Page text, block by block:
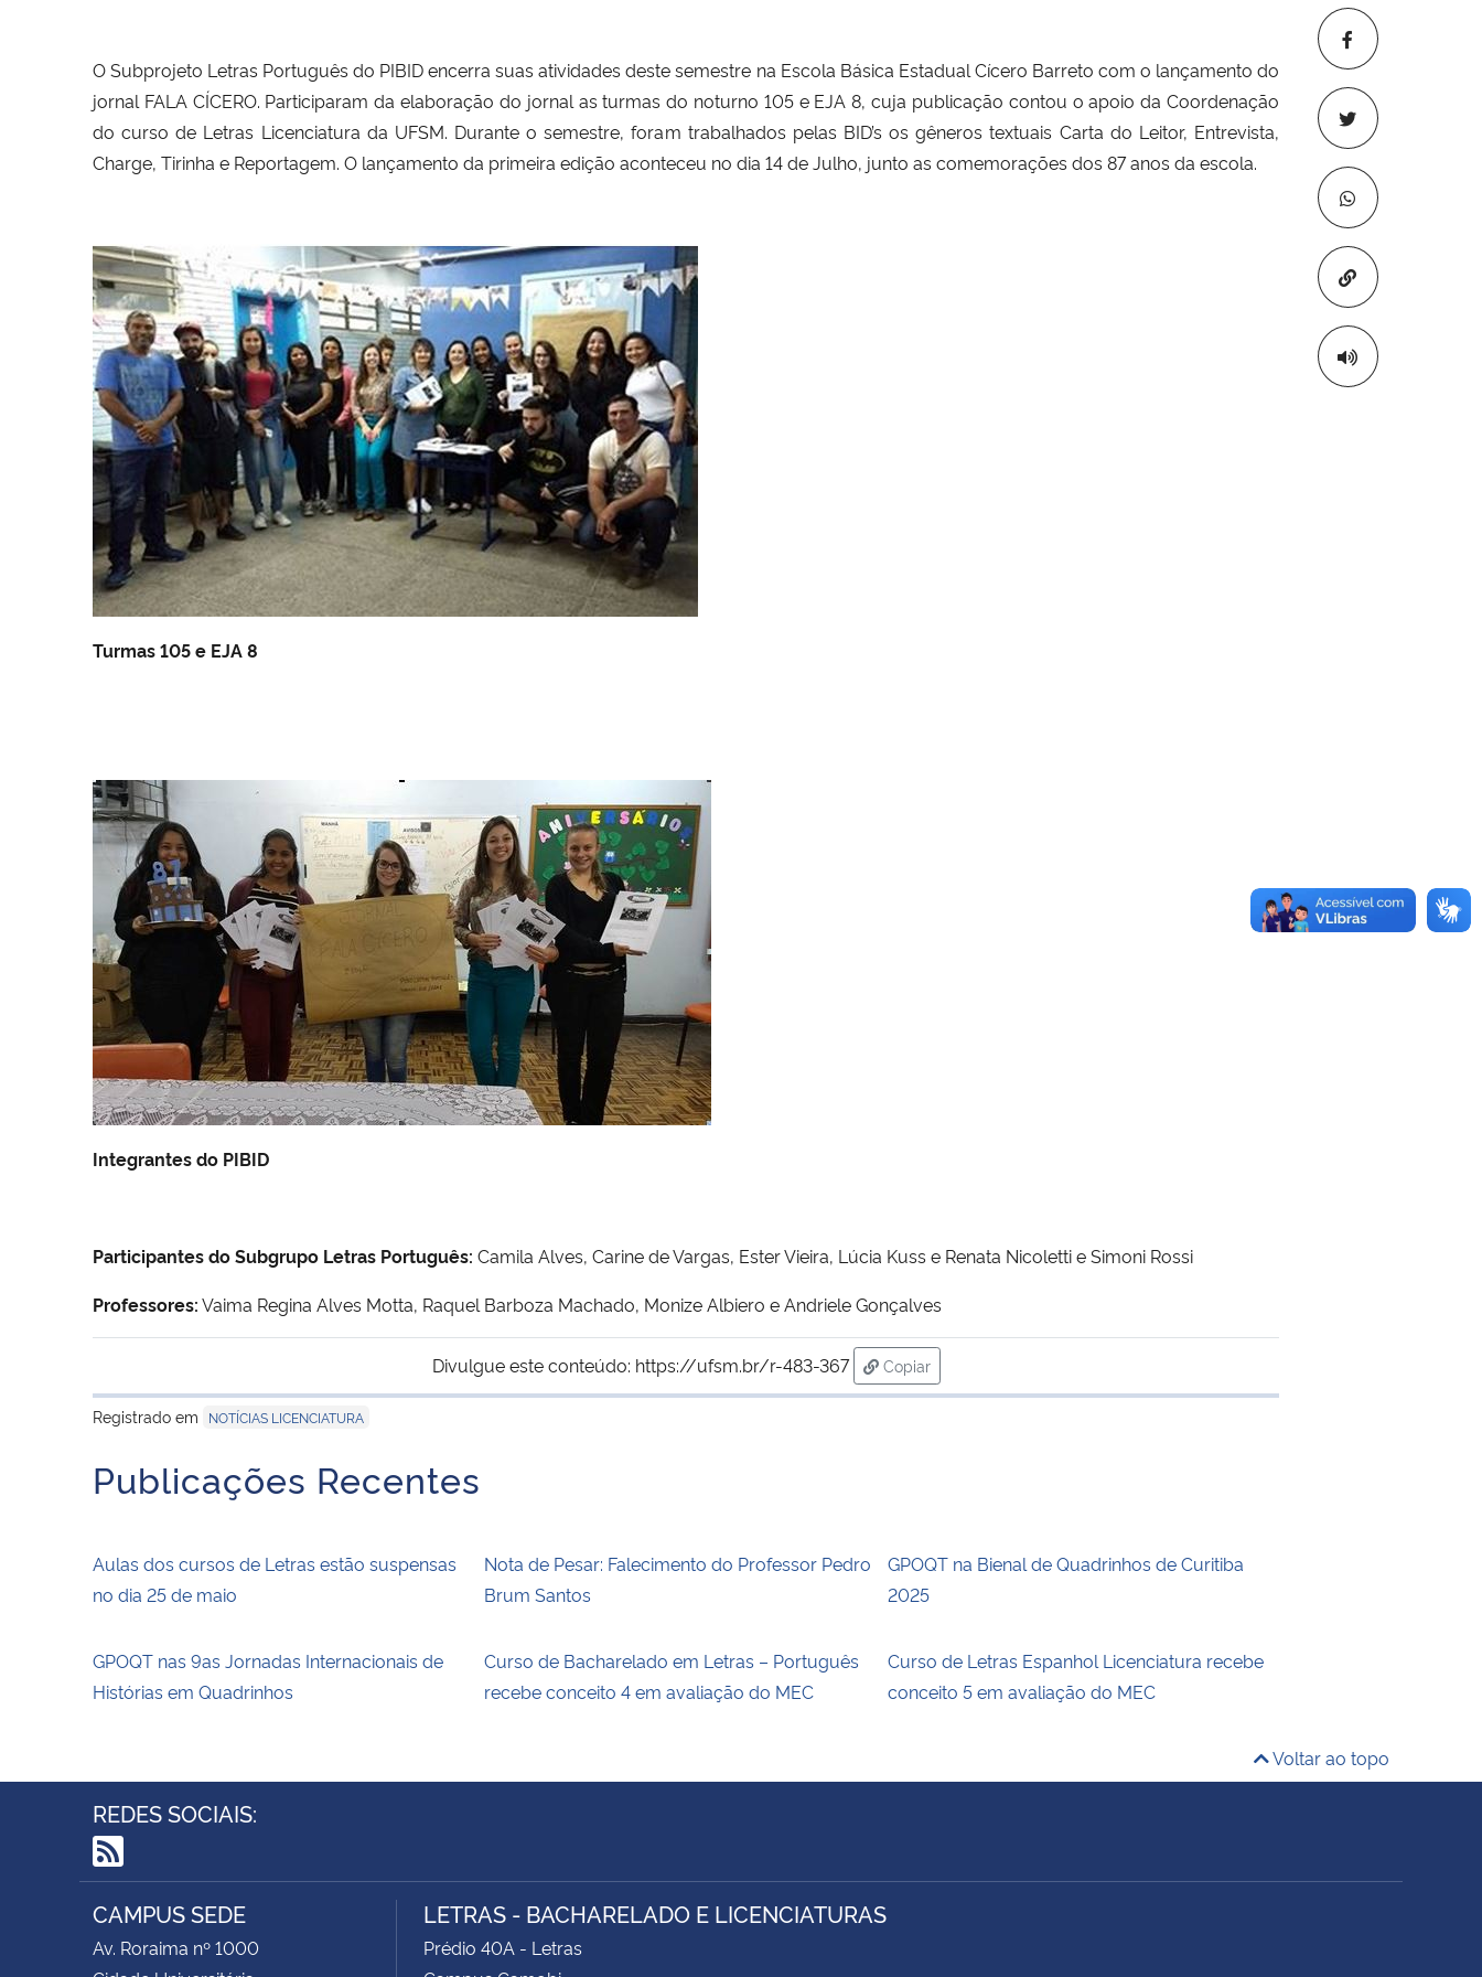
Copiar para
O Subprojeto Letras Português do PIBID encerra suas atividades deste semestre na Escola Básica Estadual Cícero Barreto com o lançamento do
jornal FALA CÍCERO. Participaram da elaboração do jornal as turmas do noturno 105 e EJA 8, cuja publicação contou o apoio da Coordenação
do curso de Letras Licenciatura da UFSM. Durante o semestre, foram trabalhados pelas BID’s os gêneros textuais Carta do Leitor, Entrevista,
Charge, Tirinha e Reportagem. O lançamento da primeira edição aconteceu no dia 14 de Julho, junto as comemorações dos 87 anos da escola.
Turmas 105 e EJA 8
Integrantes do PIBID
Participantes do Subgrupo Letras Português: Camila Alves, Carine de Vargas, Ester Vieira, Lúcia Kuss e Renata Nicoletti e Simoni Rossi
Professores:Vaima Regina Alves Motta, Raquel Barboza Machado, Monize Albiero e Andriele Gonçalves
Divulgue este conteúdo: https://ufsm.br/r-483-367
Copiar
para área de transferência
Registrado em
NOTÍCIAS LICENCIATURA
Publicações Recentes
Aulas dos cursos de Letras estão suspensas
no dia 25 de maio
Nota de Pesar: Falecimento do Professor Pedro
Brum Santos
GPOQT na Bienal de Quadrinhos de Curitiba
2025
GPOQT nas 9as Jornadas Internacionais de
Histórias em Quadrinhos
Curso de Bacharelado em Letras – Português
recebe conceito 4 em avaliação do MEC
Curso de Letras Espanhol Licenciatura recebe
conceito 5 em avaliação do MEC
Voltar ao topo
REDES SOCIAIS:
RSS
CAMPUS SEDE
Av. Roraima nº 1000
LETRAS - BACHARELADO E LICENCIATURAS
Prédio 40A - Letras